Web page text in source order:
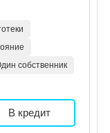
собственник
В кредит